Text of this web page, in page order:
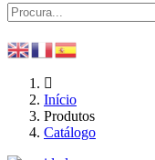
Início
Produtos
Catálogo